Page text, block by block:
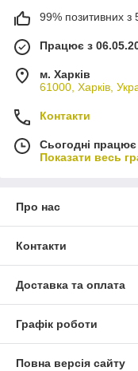
99% позитивних з
Працює з
м. Харків
61000, Харків,
Контакти
Сьогодні
Показати весь
Про нас
Контакти
Доставка та оплата
Графік роботи
Повна версія сайту